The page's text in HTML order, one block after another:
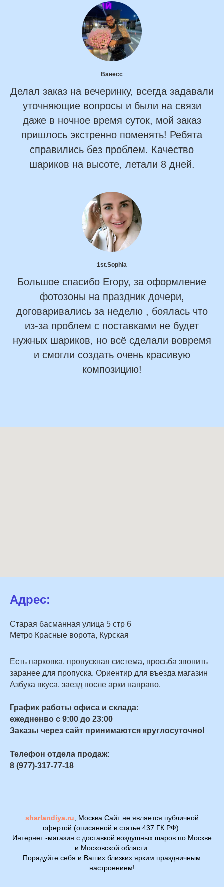
Ванесс
Делал заказ на вечеринку, всегда задавали
уточняющие вопросы и были на связи
даже в ночное время суток, мой заказ
пришлось экстренно поменять! Ребята
справились без проблем. Качество
шариков на высоте, летали 8 дней.
1st.Sophia
Большое спасибо Егору, за оформление
фотозоны на праздник дочери,
договаривались за неделю , боялась что
из-за проблем с поставками не будет
нужных шариков, но всё сделали вовремя
и смогли создать очень красивую
композицию!
Адрес:
Старая басманная улица 5 стр 6
Метро Красные ворота, Курская
Есть парковка, пропускная система, просьба звонить
заранее для пропуска. Ориентир для въезда магазин
Азбука вкуса, заезд после арки направо.
График работы офиса и склада:
ежедненво с 9:00 до 23:00
Заказы через сайт принимаются круглосуточно!
Телефон отдела продаж:
8 (977)-317-77-18
sharlandiya.ru , Москва Сайт не является публичной
офертой (описанной в статье 437 ГК РФ).
Интернет -магазин с доставкой воздушных шаров по Москве
и Московской области.
Порадуйте себя и Ваших близких ярким праздничным
настроением!